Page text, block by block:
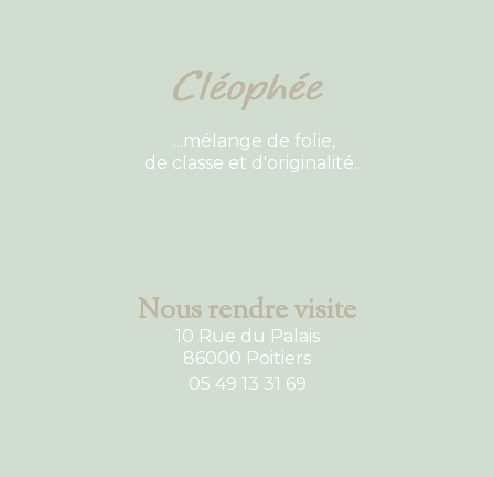
...mélange de folie,
de classe et d'originalité...
Nous rendre visite
10 Rue du Palais
86000 Poitiers
05 49 13 31 69